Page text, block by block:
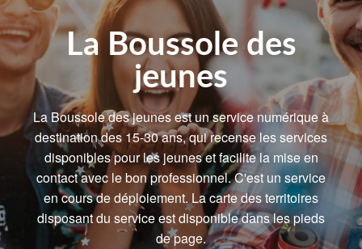
La Boussole des
jeunes
La Boussole des jeunes est un service numérique à
destination des 15-30 ans, qui recense les services
disponibles pour les jeunes et facilite la mise en
contact avec le bon professionnel. C'est un service
en cours de déploiement. La carte des territoires
disposant du service est disponible dans les pieds
de page.